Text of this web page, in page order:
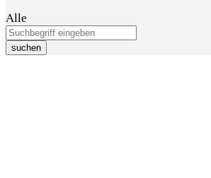
Alle
suchen